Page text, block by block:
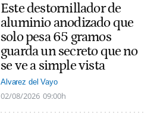
Este destornillador de
aluminio anodizado que
solo pesa 65 gramos
guarda un secreto que no
se ve a simple vista
Alvarez del Vayo
02/08/2026 09:00h